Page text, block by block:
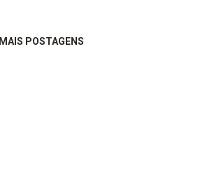
MAIS POSTAGENS